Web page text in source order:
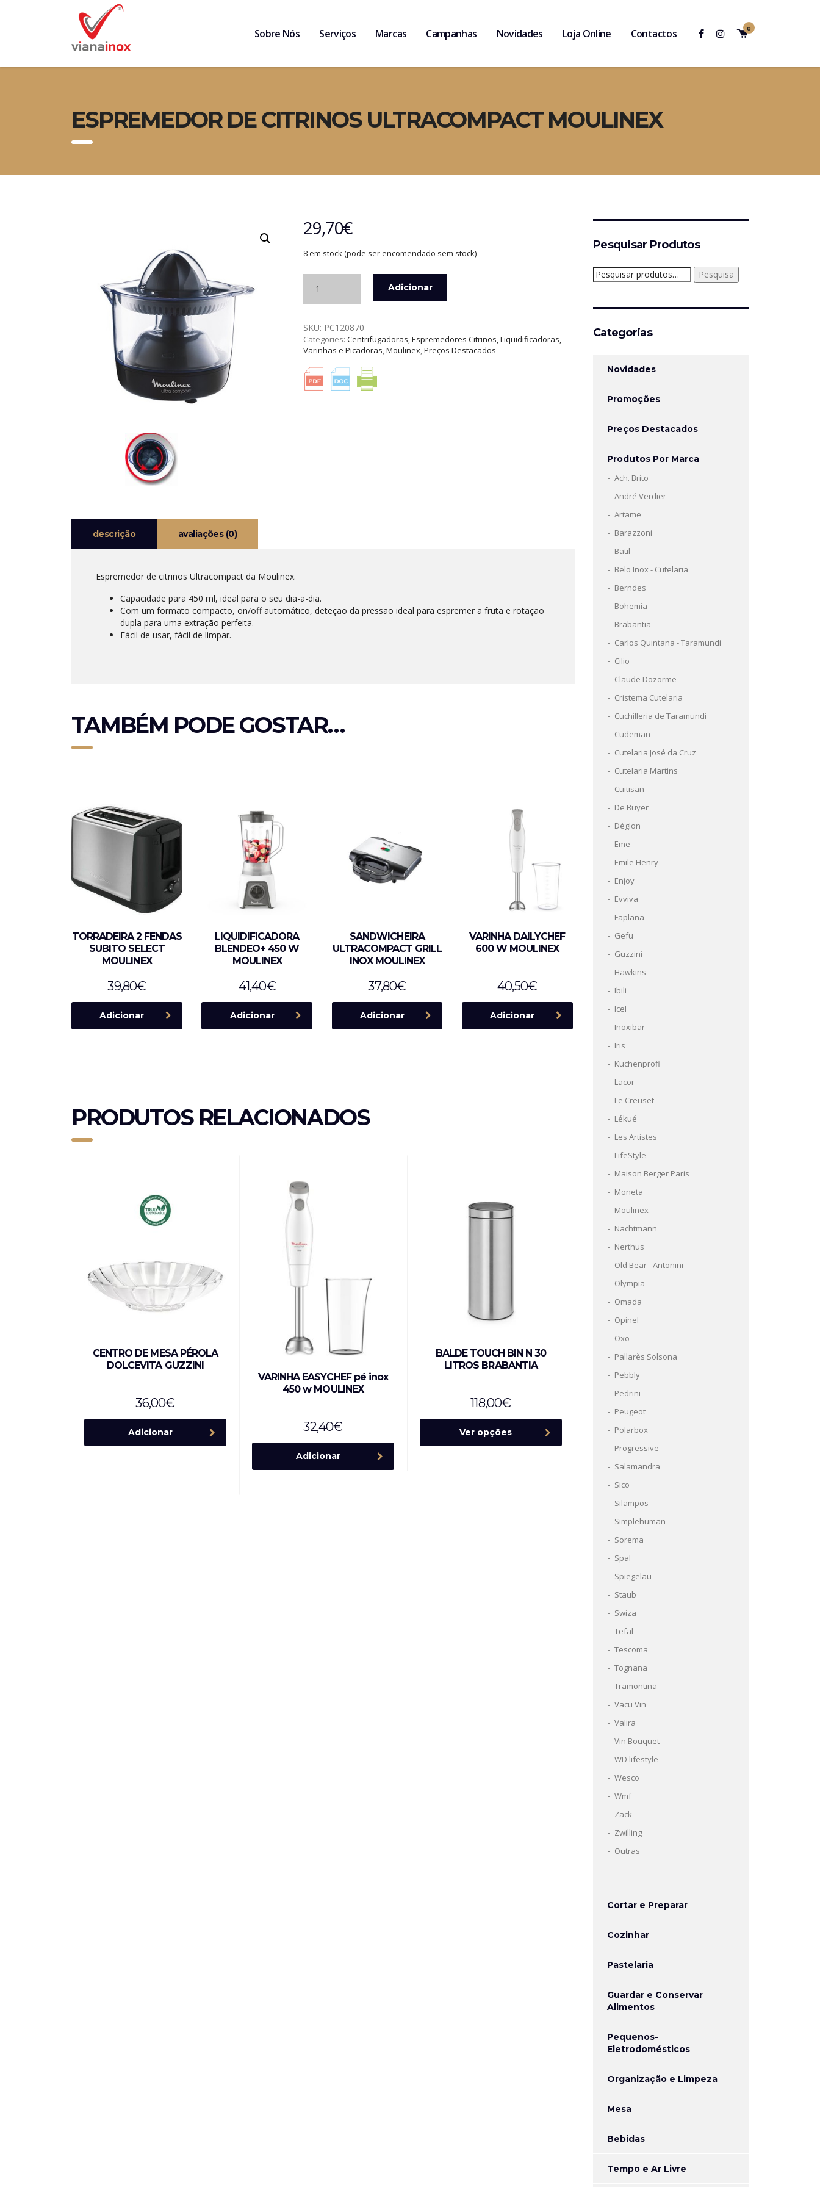
0
Sobre Nós Serviços Marcas Campanhas Novidades Loja Online Contactos
ESPREMEDOR DE CITRINOS ULTRACOMPACT MOULINEX
29,70€
8 em stock (pode ser encomendado sem stock)
ESPREMEDOR
CITRINOS
ULTRACOMPACT
MOULINEX
Adicionar
SKU: PC120870
Categories: Centrifugadoras, Espremedores Citrinos, Liquidificadoras,
Varinhas e Picadoras,Moulinex,Preços Destacados
descrição avaliações (0)
Espremedor de citrinos Ultracompact da Moulinex.
Capacidade para 450 ml, ideal para o seu dia-a-dia.
Com um formato compacto, on/off automático, deteção da pressão ideal para espremer a fruta e rotação
dupla para uma extração perfeita.
Fácil de usar, fácil de limpar.
TAMBÉM PODE GOSTAR…
TORRADEIRA 2 FENDAS
SUBITO SELECT
MOULINEX
39,80€
Adicionar
LIQUIDIFICADORA
BLENDEO+ 450 W
MOULINEX
41,40€
Adicionar
SANDWICHEIRA
ULTRACOMPACT GRILL
INOX MOULINEX
37,80€
Adicionar
VARINHA DAILYCHEF
600 W MOULINEX
40,50€
Adicionar
PRODUTOS RELACIONADOS
CENTRO DE MESA PÉROLA
DOLCEVITA GUZZINI
36,00€
Adicionar
VARINHA EASYCHEF pé inox
450 w MOULINEX
32,40€
Adicionar
BALDE TOUCH BIN N 30
LITROS BRABANTIA
118,00€
Ver opções
Pesquisar Produtos
Pesquisar
por:
Pesquisa
Categorias
Novidades
Promoções
Preços Destacados
Produtos Por Marca
Ach. Brito
André Verdier
Artame
Barazzoni
Batil
Belo Inox - Cutelaria
Berndes
Bohemia
Brabantia
Carlos Quintana - Taramundi
Cilio
Claude Dozorme
Cristema Cutelaria
Cuchilleria de Taramundi
Cudeman
Cutelaria José da Cruz
Cutelaria Martins
Cuitisan
De Buyer
Déglon
Eme
Emile Henry
Enjoy
Evviva
Faplana
Gefu
Guzzini
Hawkins
Ibili
Icel
Inoxibar
Iris
Kuchenprofi
Lacor
Le Creuset
Lékué
Les Artistes
LifeStyle
Maison Berger Paris
Moneta
Moulinex
Nachtmann
Nerthus
Old Bear - Antonini
Olympia
Omada
Opinel
Oxo
Pallarès Solsona
Pebbly
Pedrini
Peugeot
Polarbox
Progressive
Salamandra
Sico
Silampos
Simplehuman
Sorema
Spal
Spiegelau
Staub
Swiza
Tefal
Tescoma
Tognana
Tramontina
Vacu Vin
Valira
Vin Bouquet
WD lifestyle
Wesco
Wmf
Zack
Zwilling
Outras
-
Cortar e Preparar
Cozinhar
Pastelaria
Guardar e Conservar
Alimentos
Pequenos-
Eletrodomésticos
Organização e Limpeza
Mesa
Bebidas
Tempo e Ar Livre